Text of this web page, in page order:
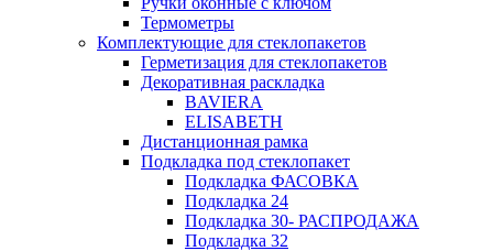
Термометры
Комплектующие для стеклопакетов
Герметизация для стеклопакетов
Декоративная раскладка
BAVIERA
ELISABETH
Дистанционная рамка
Подкладка под стеклопакет
Подкладка ФАСОВКА
Подкладка 24
Подкладка 30- РАСПРОДАЖА
Подкладка 32